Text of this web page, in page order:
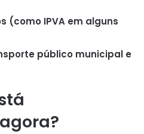
(como IPVA em alguns
público municipal e